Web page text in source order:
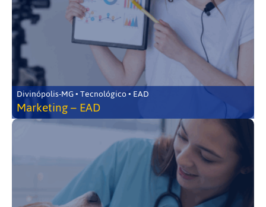
Divinópolis-MG • Tecnológico • EAD
Marketing – EAD